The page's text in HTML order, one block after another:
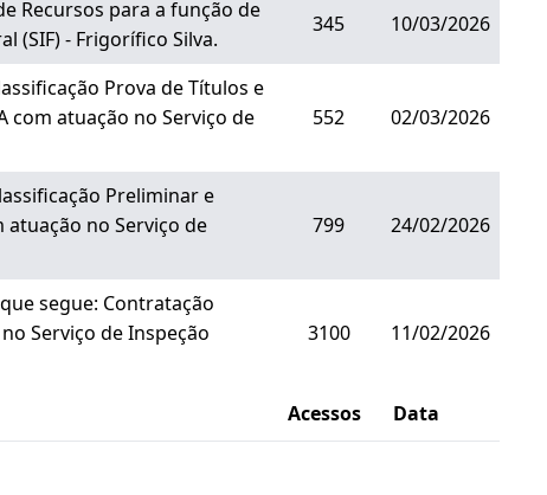
Recursos para a função de
(SIF) - Frigorífico Silva.
345 10/03/2026
Prova de Títulos e
com atuação no Serviço de
552 02/03/2026
Preliminar e
atuação no Serviço de
799 24/02/2026
que segue: Contratação
no Serviço de Inspeção
3100 11/02/2026
Acessos Data